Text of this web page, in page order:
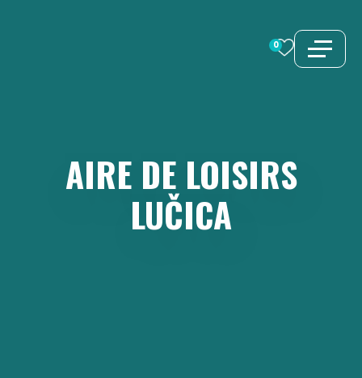
0
AIRE DE LOISIRS
LUČICA